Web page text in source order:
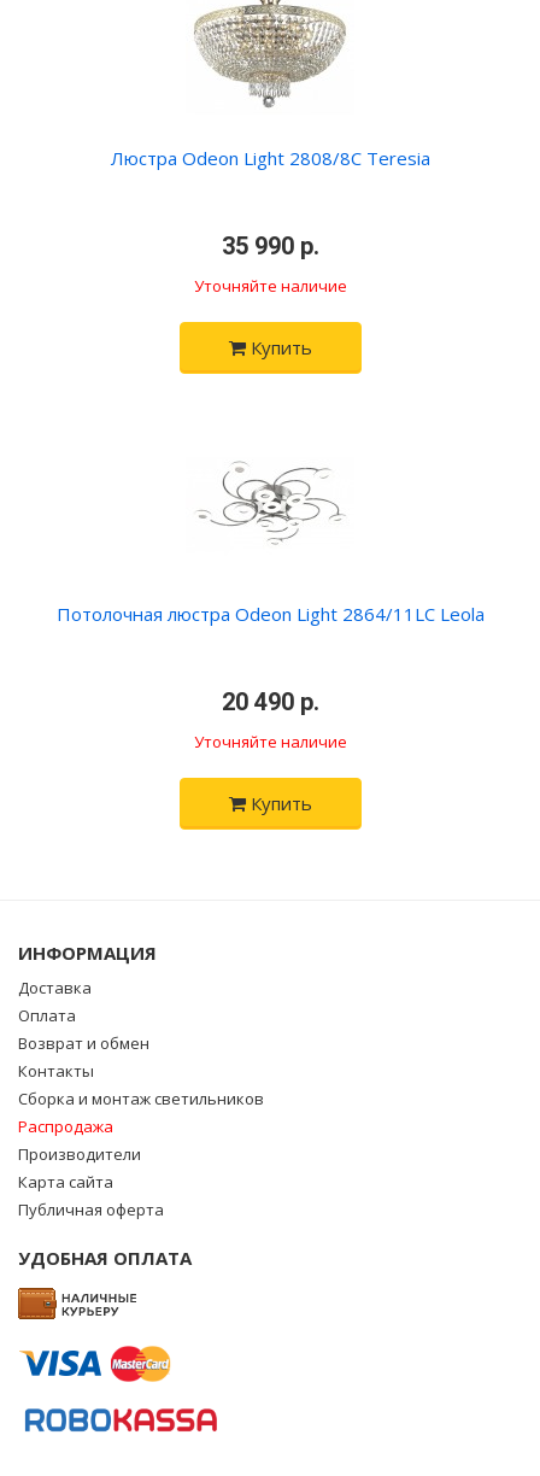
Люстра Odeon Light 2808/8C Teresia
35 990 р.
Уточняйте наличие
Купить
Потолочная люстра Odeon Light 2864/11LC Leola
20 490 р.
Уточняйте наличие
Купить
ИНФОРМАЦИЯ
Доставка
Оплата
Возврат и обмен
Контакты
Сборка и монтаж светильников
Распродажа
Производители
Карта сайта
Публичная оферта
УДОБНАЯ ОПЛАТА